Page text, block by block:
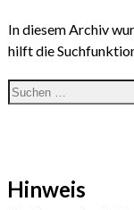
In diesem Archiv
hilft die
Hinweis